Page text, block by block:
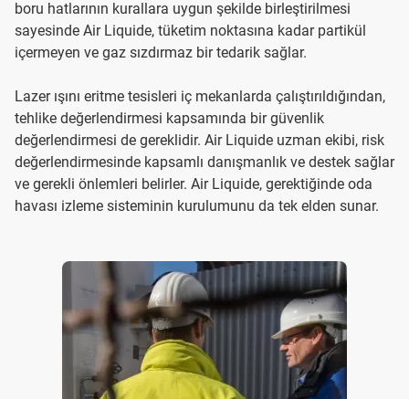
boru hatlarının kurallara uygun şekilde birleştirilmesi
sayesinde Air Liquide, tüketim noktasına kadar partikül
içermeyen ve gaz sızdırmaz bir tedarik sağlar.
Lazer ışını eritme tesisleri iç mekanlarda çalıştırıldığından,
tehlike değerlendirmesi kapsamında bir güvenlik
değerlendirmesi de gereklidir. Air Liquide uzman ekibi, risk
değerlendirmesinde kapsamlı danışmanlık ve destek sağlar
ve gerekli önlemleri belirler. Air Liquide, gerektiğinde oda
havası izleme sisteminin kurulumunu da tek elden sunar.